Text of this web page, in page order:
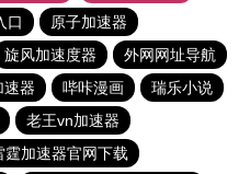
口
原子加速器
旋风加速度器
外网网址导航
速器 哔咔漫画
瑞乐小说
老王vn加速器
霆加速器官网下载